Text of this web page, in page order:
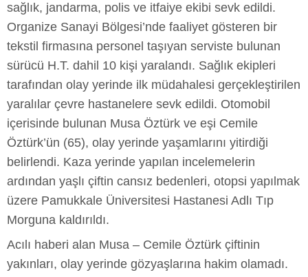
sağlık, jandarma, polis ve itfaiye ekibi sevk edildi.
Organize Sanayi Bölgesi’nde faaliyet gösteren bir
tekstil firmasına personel taşıyan serviste bulunan
sürücü H.T. dahil 10 kişi yaralandı. Sağlık ekipleri
tarafından olay yerinde ilk müdahalesi gerçekleştirilen
yaralılar çevre hastanelere sevk edildi. Otomobil
içerisinde bulunan Musa Öztürk ve eşi Cemile
Öztürk’ün (65), olay yerinde yaşamlarını yitirdiği
belirlendi. Kaza yerinde yapılan incelemelerin
ardından yaşlı çiftin cansız bedenleri, otopsi yapılmak
üzere Pamukkale Üniversitesi Hastanesi Adlı Tıp
Morguna kaldırıldı.
Acılı haberi alan Musa – Cemile Öztürk çiftinin
yakınları, olay yerinde gözyaşlarına hakim olamadı.